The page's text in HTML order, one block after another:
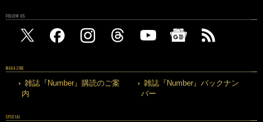
FOLLOW US
MAGAZINE
雑誌『Number』購読のご案
内
雑誌『Number』バックナン
バー
SPECIAL